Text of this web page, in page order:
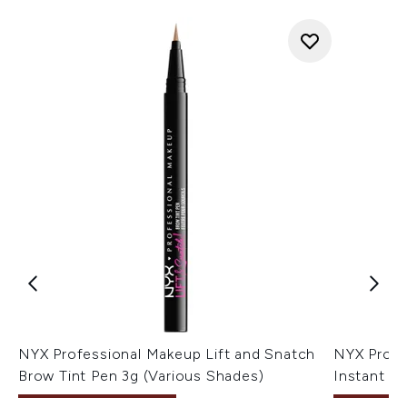
NYX Professional Makeup Lift and Snatch
Brow Tint Pen 3g (Various Shades)
NYX
Instant